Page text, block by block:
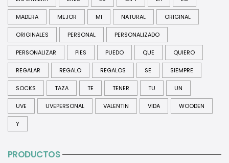
MADERA MEJOR MI NATURAL ORIGINAL
ORIGINALES PERSONAL PERSONALIZADO
PERSONALIZAR PIES PUEDO QUE QUIERO
REGALAR REGALO REGALOS SE SIEMPRE
SOCKS TAZA TE TENER TU UN
UVE UVEPERSONAL VALENTIN VIDA WOODEN
Y
PRODUCTOS